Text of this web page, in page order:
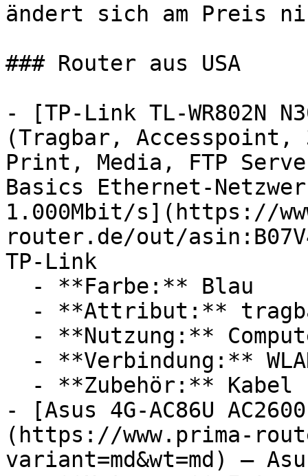
ändert sich am Preis
### Router aus USA
- [TP-Link TL-WR802N
(Tragbar,
Print, Media, FTP
Basics Ethernet-
1.000Mbit/s](https://
router.de/out/
TP-Link
- [Asus 4G-AC86U
(https://www.prima-
variant=md&wt=md) —